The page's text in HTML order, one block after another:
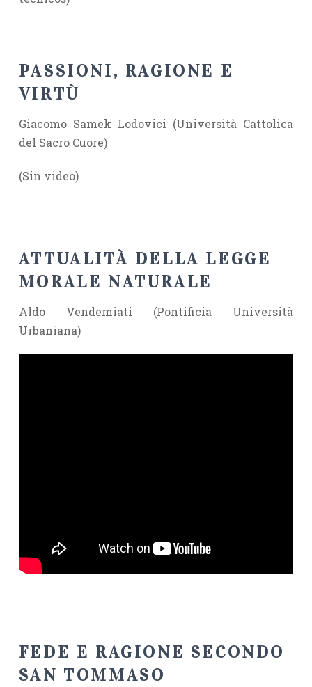
PASSIONI, RAGIONE E
VIRTÙ
Giacomo Samek Lodovici (Università Cattolica
del Sacro Cuore)
(Sin video)
ATTUALITÀ DELLA LEGGE
MORALE NATURALE
Aldo Vendemiati (Pontificia Università
Urbaniana)
FEDE E RAGIONE SECONDO
SAN TOMMASO